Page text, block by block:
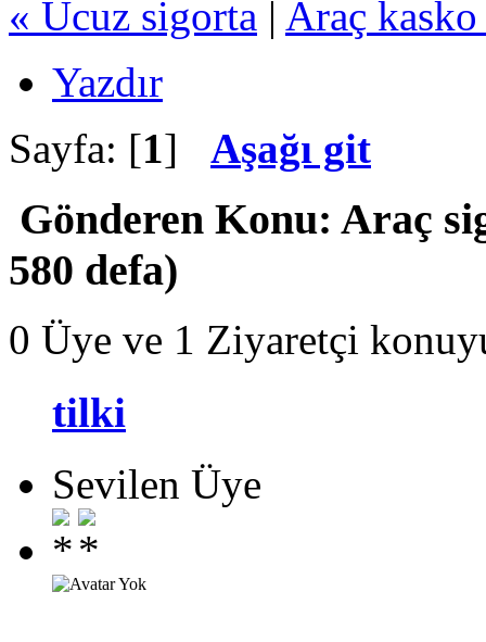
« Ucuz sigorta | Araç
Yazdır
Sayfa: [1] Aşağı git
Gönderen Konu: Araç
580 defa)
0 Üye ve 1 Ziyaretçi
tilki
Sevilen Üye